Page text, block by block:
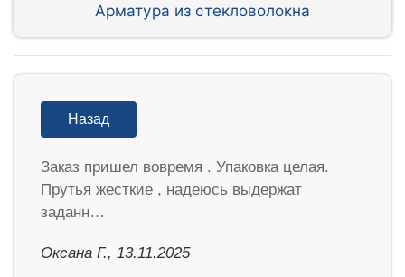
Арматура из стекловолокна
Назад
Заказ пришел вовремя . Упаковка целая.
Прутья жесткие , надеюсь выдержат
заданн…
Оксана Г., 13.11.2025